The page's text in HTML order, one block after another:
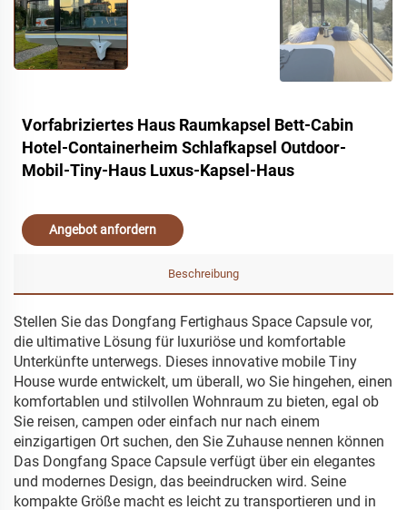
Vorfabriziertes Haus Raumkapsel Bett-Cabin
Hotel-Containerheim Schlafkapsel Outdoor-
Mobil-Tiny-Haus Luxus-Kapsel-Haus
Angebot anfordern
Beschreibung
Stellen Sie das Dongfang Fertighaus Space Capsule vor,
die ultimative Lösung für luxuriöse und komfortable
Unterkünfte unterwegs. Dieses innovative mobile Tiny
House wurde entwickelt, um überall, wo Sie hingehen, einen
komfortablen und stilvollen Wohnraum zu bieten, egal ob
Sie reisen, campen oder einfach nur nach einem
einzigartigen Ort suchen, den Sie Zuhause nennen können
Das Dongfang Space Capsule verfügt über ein elegantes
und modernes Design, das beeindrucken wird. Seine
kompakte Größe macht es leicht zu transportieren und in